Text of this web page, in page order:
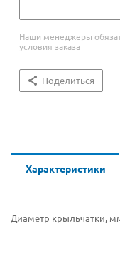
Наши менеджеры
условия заказа
Поделиться
Характеристики
Диаметр крыльчатки,